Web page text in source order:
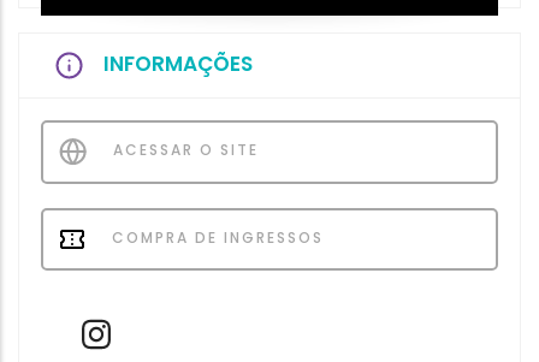
INFORMAÇÕES
ACESSAR O SITE
COMPRA DE INGRESSOS